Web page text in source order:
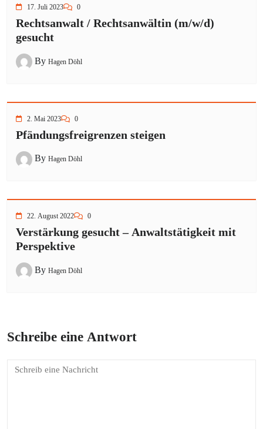
17. Juli 2023 0
Rechtsanwalt / Rechtsanwältin (m/w/d)
gesucht
By Hagen Döhl
2. Mai 2023 0
Pfändungsfreigrenzen steigen
By Hagen Döhl
22. August 2022 0
Verstärkung gesucht – Anwaltstätigkeit mit
Perspektive
By Hagen Döhl
Schreibe eine Antwort